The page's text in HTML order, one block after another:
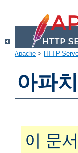
Apache > HTTP
아파
이 문